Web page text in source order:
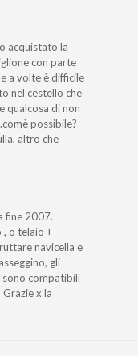
acquistato la
con parte
a volte è difficile
nel cestello che
qualcosa di non
possibile?
altro che
fine 2007.
, o telaio +
navicella e
gli
sono compatibili
x la